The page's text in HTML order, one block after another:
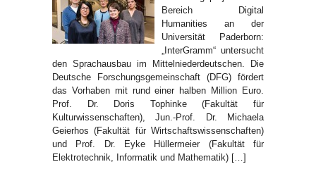
Bereich Digital
Humanities an der
Universität Paderborn:
„InterGramm“ untersucht
den Sprachausbau im Mittelniederdeutschen. Die
Deutsche Forschungsgemeinschaft (DFG) fördert
das Vorhaben mit rund einer halben Million Euro.
Prof. Dr. Doris Tophinke (Fakultät für
Kulturwissenschaften), Jun.-Prof. Dr. Michaela
Geierhos (Fakultät für Wirtschaftswissenschaften)
und Prof. Dr. Eyke Hüllermeier (Fakultät für
Elektrotechnik, Informatik und Mathematik) […]